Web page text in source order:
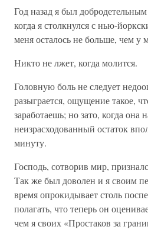
Год назад я был
когда я столкнулся с нью-
меня осталось не больше, чем у
Никто не лжет, когда молится.
Головную боль не следует
разыграется, ощущение такое,
заработаешь; но зато, когда она
неизрасходованный остаток
минуту.
Господь, сотворив мир,
Так же был доволен и я своим
время опрокидывает столь
полагать, что теперь он
чем я своих «Простаков за